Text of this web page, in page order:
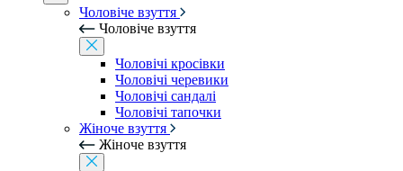
Чоловіче взуття
Чоловіче взуття
Чоловічі кросівки
Чоловічі черевики
Чоловічі сандалі
Чоловічі тапочки
Жіноче взуття
Жіноче взуття